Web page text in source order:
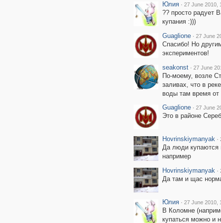
Юлия · 27 June 2010,
?? просто радует
купания :)))
Guaglione · 27 June
Спасибо! Но
экспериментов!
seakonst · 27 June
По-моему, возле
заливах, что в
воды там время
Guaglione · 27 June
Это в районе
Hovrinskiymanyak ·
Да люди купаются
например
Hovrinskiymanyak ·
Да там и щас
Юлия · 27 June 2010,
В Коломне
купаться можно и